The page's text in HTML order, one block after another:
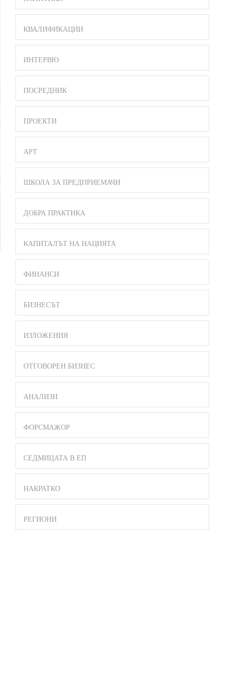
КВАЛИФИКАЦИИ
ИНТЕРВЮ
ПОСРЕДНИК
ПРОЕКТИ
АРТ
ШКОЛА ЗА ПРЕДПРИЕМАЧИ
ДОБРА ПРАКТИКА
КАПИТАЛЪТ НА НАЦИЯТА
ФИНАНСИ
БИЗНЕСЪТ
ИЗЛОЖЕНИЯ
ОТГОВОРЕН БИЗНЕС
АНАЛИЗИ
ФОРСМАЖОР
СЕДМИЦАТА В ЕП
НАКРАТКО
РЕГИОНИ